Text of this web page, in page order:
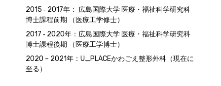
2015 ‐ 2017年： 広島国際大学 医療・福祉科学研究科
博士課程前期 （医療工学修士）
2017 ‐ 2020年：広島国際大学 医療・福祉科学研究科
博士課程後期 （医療工学博士）
2020 – 2021年：U_PLACEかわごえ整形外科（現在に
至る）